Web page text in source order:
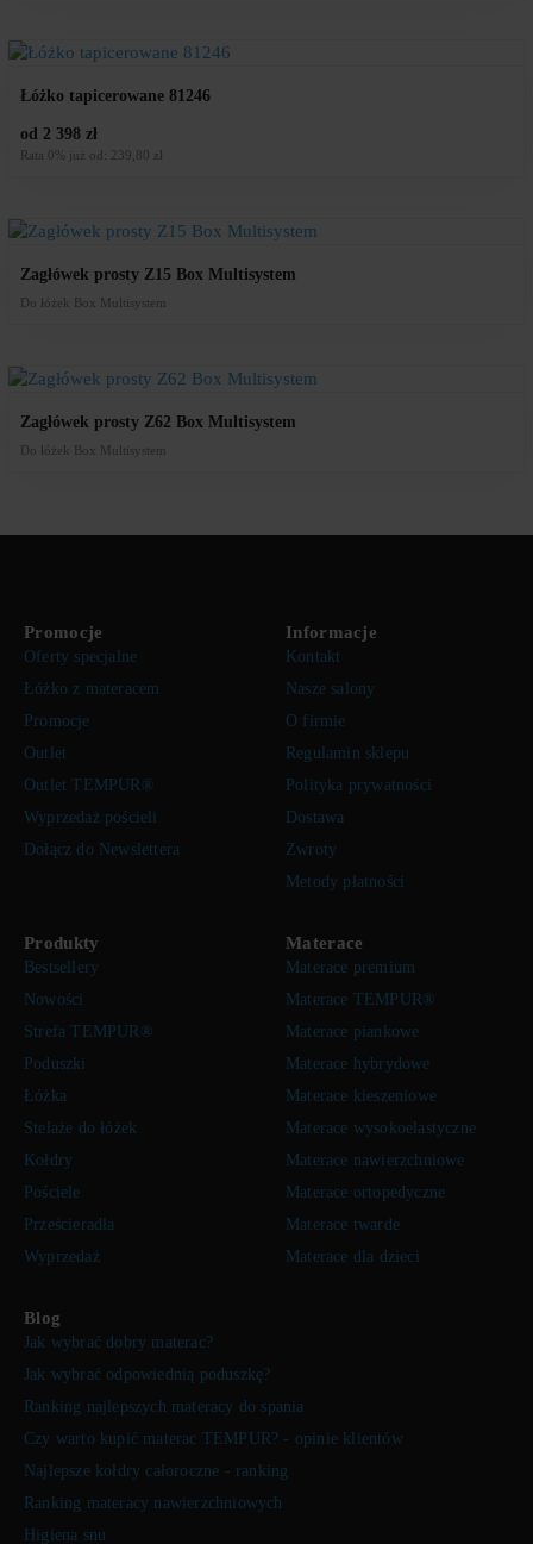
Łóżko tapicerowane 81246
od 2 398 zł
Rata 0% już od: 239,80 zł
Zagłówek prosty Z15 Box Multisystem
Do łóżek Box Multisystem
Zagłówek prosty Z62 Box Multisystem
Do łóżek Box Multisystem
Promocje
Oferty specjalne
Łóżko z materacem
Promocje
Outlet
Outlet TEMPUR®
Wyprzedaż pościeli
Dołącz do Newslettera
Informacje
Kontakt
Nasze salony
O firmie
Regulamin sklepu
Polityka prywatności
Dostawa
Zwroty
Metody płatności
Produkty
Bestsellery
Nowości
Strefa TEMPUR®
Poduszki
Łóżka
Stelaże do łóżek
Kołdry
Pościele
Prześcieradła
Wyprzedaż
Materace
Materace premium
Materace TEMPUR®
Materace piankowe
Materace hybrydowe
Materace kieszeniowe
Materace wysokoelastyczne
Materace nawierzchniowe
Materace ortopedyczne
Materace twarde
Materace dla dzieci
Blog
Jak wybrać dobry materac?
Jak wybrać odpowiednią poduszkę?
Ranking najlepszych materacy do spania
Czy warto kupić materac TEMPUR? - opinie klientów
Najlepsze kołdry całoroczne - ranking
Ranking materacy nawierzchniowych
Higiena snu